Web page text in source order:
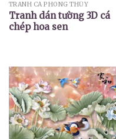
TRANH CÁ PHONG THỦY
Tranh dán tường 3D cá
chép hoa sen